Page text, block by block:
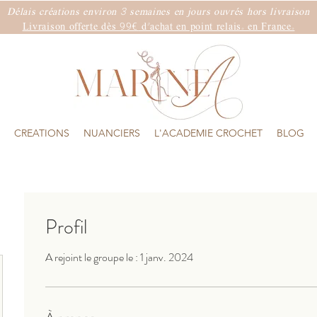
Délais créations environ 3 semaines en jours ouvrés hors livraison
Livraison offerte dès 99€ d'achat en point relais. en France.
CREATIONS NUANCIERS L'ACADEMIE CROCHET BLOG
Profil
A rejoint le groupe le : 1 janv. 2024